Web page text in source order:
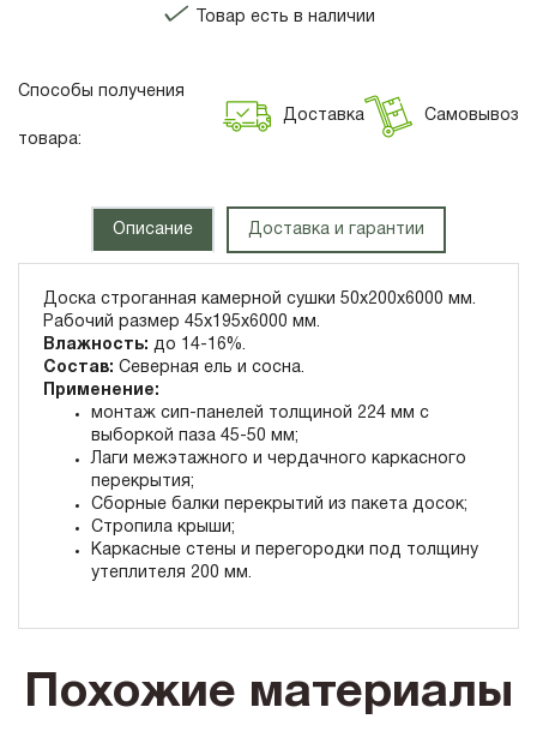
Товар есть в наличии
Способы получения
товара:
Доставка Самовывоз
Описание Доставка и гарантии
Доска строганная камерной сушки 50х200х6000 мм.
Рабочий размер 45x195x6000 мм.
Влажность: до 14-16%.
Состав: Северная ель и сосна.
Применение:
монтаж сип-панелей толщиной 224 мм с
выборкой паза 45-50 мм;
Лаги межэтажного и чердачного каркасного
перекрытия;
Сборные балки перекрытий из пакета досок;
Стропила крыши;
Каркасные стены и перегородки под толщину
утеплителя 200 мм.
Похожие материалы